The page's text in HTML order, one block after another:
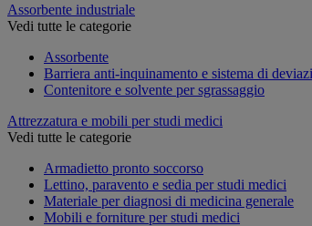
Assorbente industriale
Vedi tutte le categorie
Assorbente
Barriera anti-inquinamento e sistema di
Contenitore e solvente per sgrassaggio
Attrezzatura e mobili per studi medici
Vedi tutte le categorie
Armadietto pronto soccorso
Lettino, paravento e sedia per studi medici
Materiale per diagnosi di medicina generale
Mobili e forniture per studi medici